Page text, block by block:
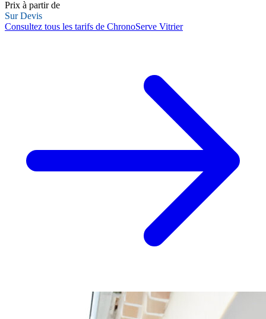
Prix à partir de
Sur Devis
Consultez tous les tarifs de ChronoServe Vitrier